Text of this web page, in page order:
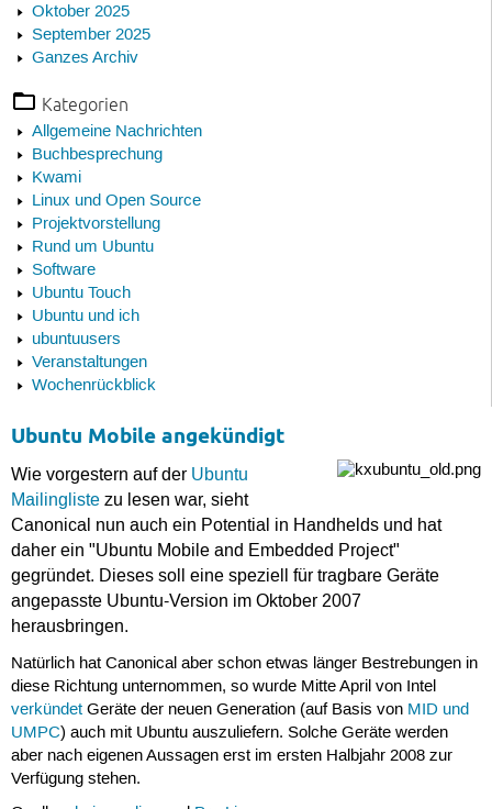
Oktober 2025
September 2025
Ganzes Archiv
Kategorien
Allgemeine Nachrichten
Buchbesprechung
Kwami
Linux und Open Source
Projektvorstellung
Rund um Ubuntu
Software
Ubuntu Touch
Ubuntu und ich
ubuntuusers
Veranstaltungen
Wochenrückblick
Ubuntu Mobile angekündigt
Wie vorgestern auf der Ubuntu
Mailinglistezu lesen war, sieht
Canonical nun auch ein Potential in Handhelds und hat
daher ein "Ubuntu Mobile and Embedded Project"
gegründet. Dieses soll eine speziell für tragbare Geräte
angepasste Ubuntu-Version im Oktober 2007
herausbringen.
Natürlich hat Canonical aber schon etwas länger Bestrebungen in
diese Richtung unternommen, so wurde Mitte April von Intel
verkündetGeräte der neuen Generation (auf Basis von MID und
UMPC) auch mit Ubuntu auszuliefern. Solche Geräte werden
aber nach eigenen Aussagen erst im ersten Halbjahr 2008 zur
Verfügung stehen.